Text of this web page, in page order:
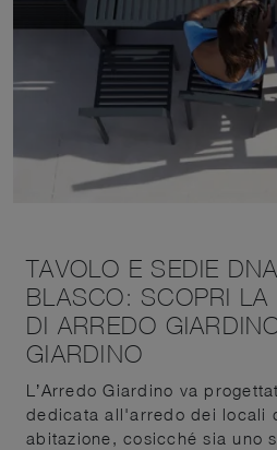
TAVOLO E SEDIE
BLASCO: SCOPRI LA
DI ARREDO
GIARDINO
L’Arredo Giardino va
dedicata all'arredo dei locali
abitazione, cosicché sia uno